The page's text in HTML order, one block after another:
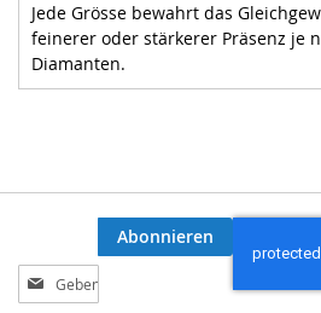
Jede Grösse bewahrt das
feinerer oder stärkerer Präsenz je
Diamanten.
Melden
Sie
Abonnieren